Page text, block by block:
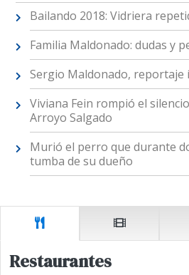
Bailando 2018: Vidriera
Familia Maldonado: dudas y
Sergio Maldonado, reportaje
Viviana Fein rompió el
Arroyo Salgado
Murió el perro que durante
tumba de su dueño
Restaurantes